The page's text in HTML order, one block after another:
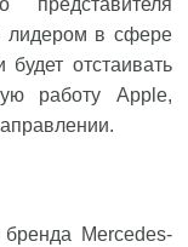
представителя
лидером в сфере
отстаивать
работу Apple,
бренда Mercedes-